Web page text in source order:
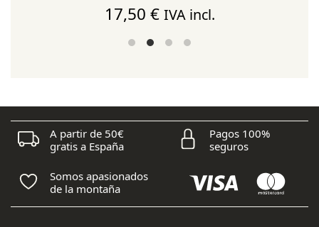
17,50 € IVA incl.
A partir de 50€
gratis a España
Pagos 100%
seguros
Somos apasionados
de la montaña